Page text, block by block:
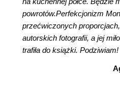
powrotów.Perfekcjonizm
przećwiczonych
autorskich fotografii, a jej
trafiła do książki. Podziwiam!